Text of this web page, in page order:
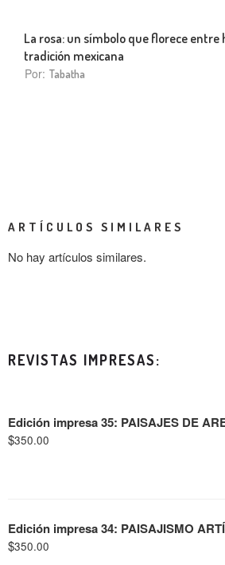
La rosa: un símbolo que florece entre
tradición mexicana
Por: Tabatha
ARTÍCULOS SIMILARES
No hay artículos similares.
REVISTAS IMPRESAS:
Edición impresa 35: PAISAJES DE
$350.00
Edición impresa 34: PAISAJISMO
$350.00